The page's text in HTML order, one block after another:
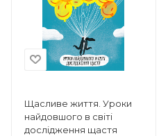
Щасливе життя. Уроки
найдовшого в світі
дослідження щастя